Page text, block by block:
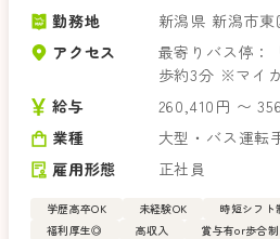
勤務地
新潟県 新潟市東
アクセス
最寄りバス停：
歩約3分 ※マイ
給与
260,410円 〜
業種
大型・バス運転
雇用形態
正社員
学歴高卒OK 未経験OK 時短シフト
福利厚生◎
高収入 賞与有or歩合制